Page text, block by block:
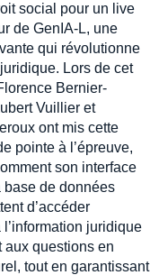
social pour un live
de GenIA‑L, une
qui révolutionne
Lors de cet
Bernier-
Vuillier et
ont mis cette
pointe à l’épreuve,
son interface
base de données
d’accéder
juridique
aux questions en
tout en garantissant